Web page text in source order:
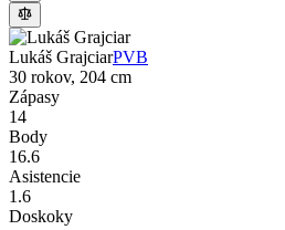
Lukáš GrajciarPVB
30 rokov, 204 cm
Zápasy
14
Body
16.6
Asistencie
1.6
Doskoky